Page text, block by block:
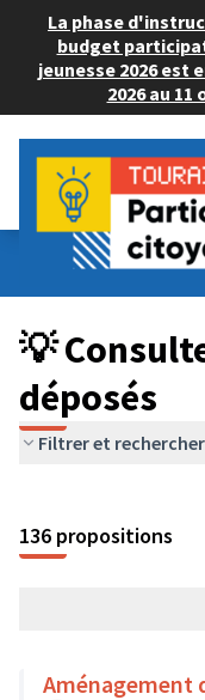
La phase
budget
jeunesse 2026 est
2026 au 11
Budget Participatif
💡 Consulter les
💡
déposés
Filtrer et rechercher
136 propositions
Aménagement